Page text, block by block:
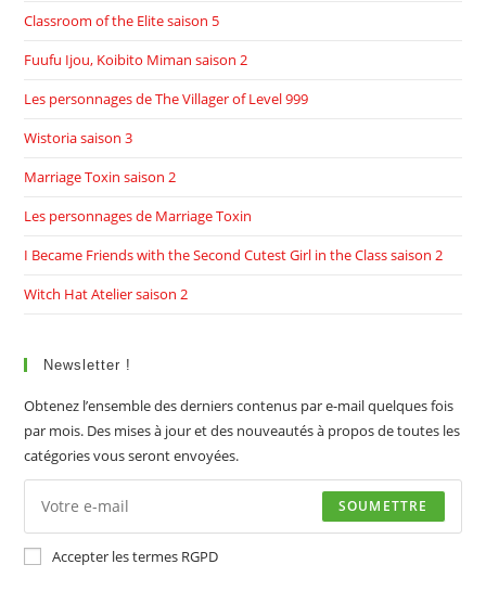
Classroom of the Elite saison 5
Fuufu Ijou, Koibito Miman saison 2
Les personnages de The Villager of Level 999
Wistoria saison 3
Marriage Toxin saison 2
Les personnages de Marriage Toxin
I Became Friends with the Second Cutest Girl in the Class saison 2
Witch Hat Atelier saison 2
Newsletter !
Obtenez l’ensemble des derniers contenus par e-mail quelques fois
par mois. Des mises à jour et des nouveautés à propos de toutes les
catégories vous seront envoyées.
SOUMETTRE
Accepter les termes RGPD